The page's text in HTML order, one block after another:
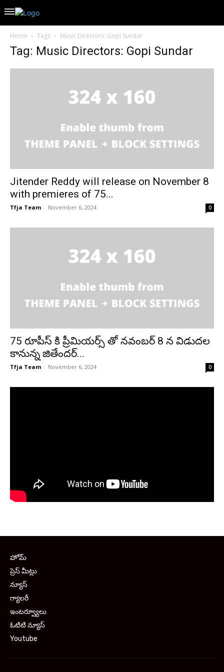
Home Tags Music Directors: Gopi Sundar
Tag: Music Directors: Gopi Sundar
Jitender Reddy will release on November 8
with premieres of 75...
Tfja Team - November 6, 2024 0
75 రూపీస్ కి ప్రీమియర్స్ తో నవంబర్ 8 న విడుదల
కానున్న జితేందర్...
Tfja Team - November 6, 2024 0
హోమ్
ప్రెస్ మీట్లు
న్యూస్
గ్యాలరీ
ఇంటర్వ్యూలు
ఓటిటి న్యూస్
Youtube